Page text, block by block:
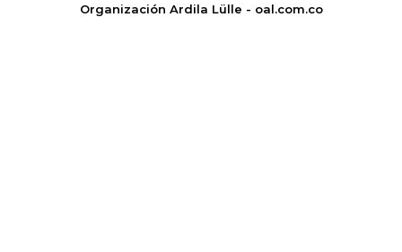
Organización Ardila Lülle - oal.com.co